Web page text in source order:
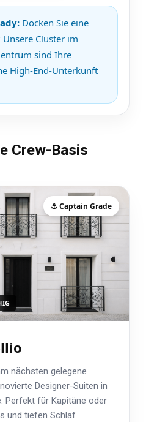
Docken Sie eine
Unsere Cluster im
sind Ihre
High-End-Unterkunft
Crew-Basis
⚓ Captain Grade
nächsten gelegene
Designer-Suiten in
Perfekt für Kapitäne oder
und tiefen Schlaf